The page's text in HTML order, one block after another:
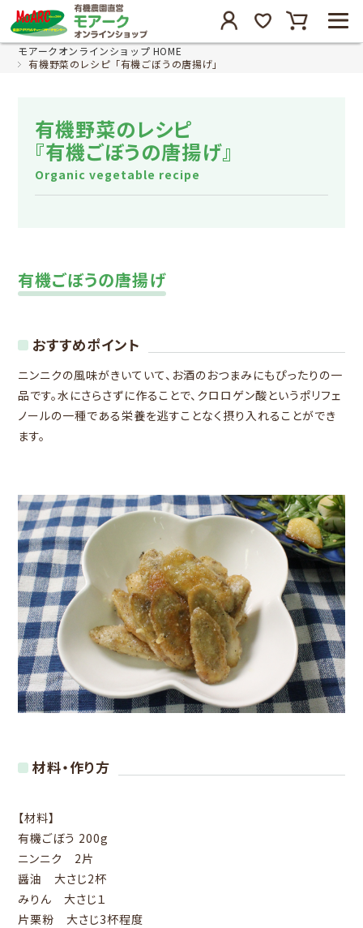
モアークオンラインショップ HOME
有機野菜のレシピ「有機ごぼうの唐揚げ」
有機野菜のレシピ
『有機ごぼうの唐揚げ』
Organic vegetable recipe
有機ごぼうの唐揚げ
おすすめポイント
ニンニクの風味がきいていて、お酒のおつまみにもぴったりの一
品です。水にさらさずに作ることで、クロロゲン酸というポリフェ
ノールの一種である栄養を逃すことなく摂り入れることができ
ます。
材料・作り方
【材料】
有機ごぼう 200g
ニンニク 2片
醤油 大さじ2杯
みりん 大さじ１
片栗粉 大さじ3杯程度